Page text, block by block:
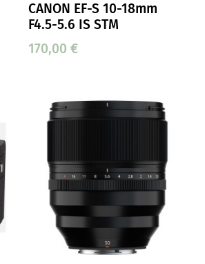
CANON EF-S 10-18mm
F4.5-5.6 IS STM
170,00 €